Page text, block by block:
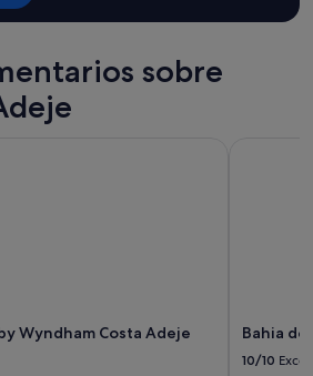
sobre
Wyndham Costa Adeje Bahia
10/10